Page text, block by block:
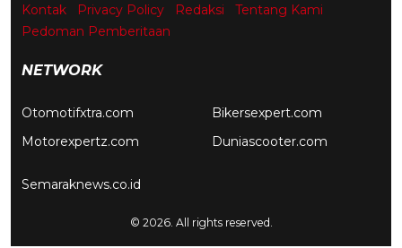
Kontak Privacy Policy Redaksi
Tentang Kami
Pedoman Pemberitaan
NETWORK
Otomotifxtra.com
Motorexpertz.com
Bikersexpert.com
Duniascooter.com
Semaraknews.co.id
© 2026. All rights reserved.